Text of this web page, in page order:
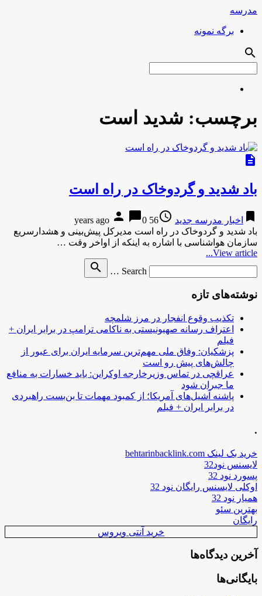
مدرسه
برگه نمونه
search
برچسب: شدید است
description
باد شدید و گردوخاک در راه است
bookmark اخبار مدرسه جدید access_time
56 years ago
person chat_bubble0
باد شدید و گردوخاک در راه است مدیرکل پیش‌بینی و هشدارسریع
سازمان هواشناسی با اشاره به اینکه از اواخر وقت …
View article...
Search …
search
نوشته‌های تازه
تکذیب وقوع انفجار در مرز شلمچه
اعتراف رسانه صهیونیستی به ناکامی ترامپ در برابر ایران +
فیلم
پزشکیان: وفاق ملی مهم‌ترین سرمایه ایران برای عبور از
چالش‌های پیش رو است
عراقچی در تماس وزیرخارجه اوکراین: باید خسارات به منافع
ما جبران شود
پاشنه آشیل‌های آمریکا؛ از کمبود مهمات تا بن‌بست راهبردی
در برابر ایران + فیلم
.
خرید بک لینک behtarinbacklink.com
لایسنس نود32
پسورد نود 32
اوکلی لایسنس رایگان نود 32
همیار نود 32
بهترین سئو
رایگان
خرید آنتی ویروس
آخرین دیدگاه‌ها
بایگانی‌ها